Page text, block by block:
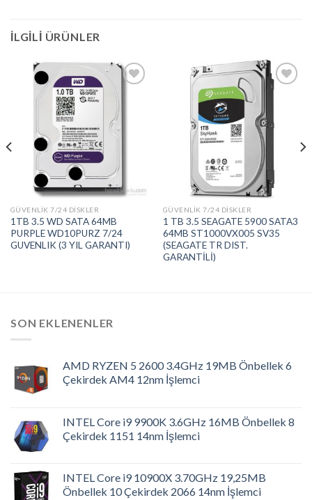
İLGILI ÜRÜNLER
Add to
wishlist
GÜVENLIK 7/24 DISKLER
1TB 3.5 WD SATA 64MB
PURPLE WD10PURZ 7/24
GUVENLIK (3 YIL GARANTI)
wishlist
GÜVENLIK 7/24 DISKLER
1 TB 3.5 SEAGATE 5900 SATA3
64MB ST1000VX005 SV35
(SEAGATE TR DIST.
GARANTİLİ)
SON EKLENENLER
AMD RYZEN 5 2600 3.4GHz 19MB Önbellek 6
Çekirdek AM4 12nm İşlemci
INTEL Core i9 9900K 3.6GHz 16MB Önbellek 8
Çekirdek 1151 14nm İşlemci
INTEL Core i9 10900X 3.70GHz 19,25MB
Önbellek 10 Çekirdek 2066 14nm İşlemci